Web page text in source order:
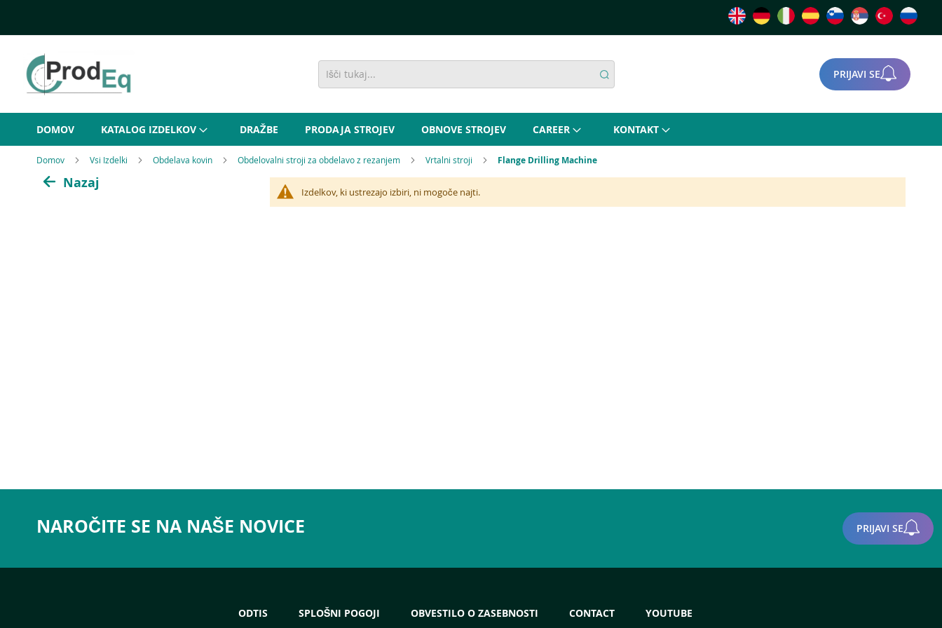
PRIJAVI SE
DOMOV KATALOG IZDELKOV DRAŽBE PRODAJA STROJEV OBNOVE STROJEV CAREER KONTAKT
Domov Vsi Izdelki Obdelava kovin Obdelovalni stroji za obdelavo z rezanjem Vrtalni stroji Flange Drilling Machine
Izdelkov, ki ustrezajo izbiri, ni mogoče najti.
Nazaj
NAROČITE SE NA NAŠE NOVICE PRIJAVI SE
ODTIS SPLOŠNI POGOJI OBVESTILO O ZASEBNOSTI CONTACT YOUTUBE